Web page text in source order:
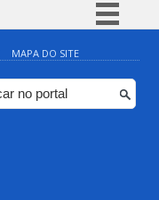
Simplifique!
Comunica BR
Participe
MAPA DO SITE